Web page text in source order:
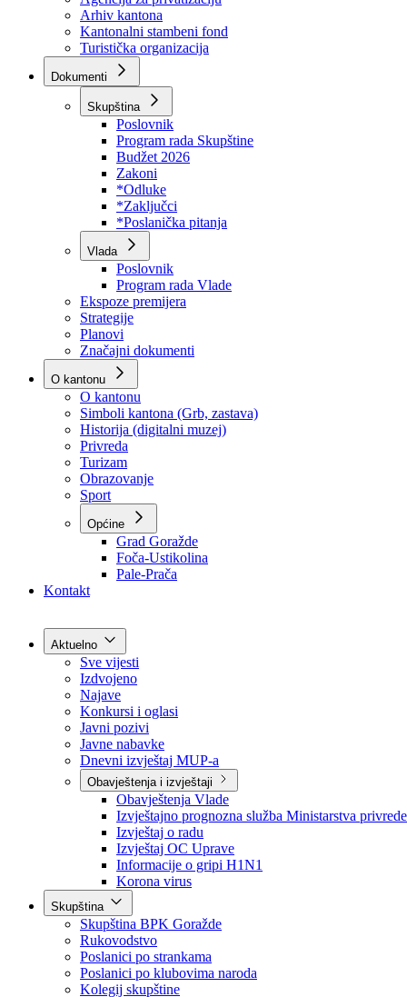
BPK šume
RTV BPK
Agencija za privatizaciju
Arhiv kantona
Kantonalni stambeni fond
Turistička organizacija
Dokumenti
Skupština
Poslovnik
Program rada Skupštine
Budžet 2026
Zakoni
*Odluke
*Zaključci
*Poslanička pitanja
Vlada
Poslovnik
Program rada Vlade
Ekspoze premijera
Strategije
Planovi
Značajni dokumenti
O kantonu
O kantonu
Simboli kantona (Grb, zastava)
Historija (digitalni muzej)
Privreda
Turizam
Obrazovanje
Sport
Općine
Kontakt
Aktuelno
Sve vijesti
Izdvojeno
Najave
Konkursi i oglasi
Javni pozivi
Javne nabavke
Dnevni izvještaj MUP-a
Obavještenja i izvještaji
Obavještenja Vlade
Izvještajno prognozna služba Ministarstva privrede
Izvještaj o radu
Izvještaj OC Uprave
Informacije o gripi H1N1
Korona virus
Skupština
Skupština BPK Goražde
Rukovodstvo